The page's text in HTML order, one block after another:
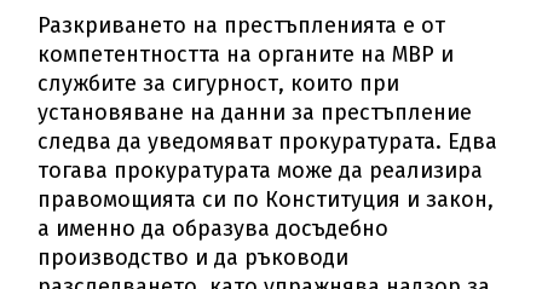
Разкриването на престъпленията е от
компетентността на органите на МВР и
службите за сигурност, които при
установяване на данни за престъпление
следва да уведомяват прокуратурата. Едва
тогава прокуратурата може да реализира
правомощията си по Конституция и закон,
а именно да образува досъдебно
производство и да ръководи